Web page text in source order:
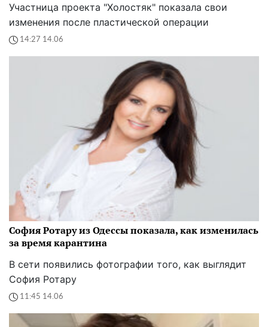
Участница проекта "Холостяк" показала свои
изменения после пластической операции
14:27 14.06
София Ротару из Одессы показала, как изменилась
за время карантина
В сети появились фотографии того, как выглядит
София Ротару
11:45 14.06